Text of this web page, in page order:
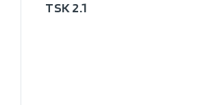
TSK 2.1